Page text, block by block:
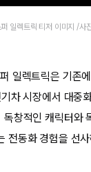
일렉트릭 티저 이미지 /사
일렉트릭은 기존
차 시장에서 대중
창적인 캐릭터와
전동화 경험을 선